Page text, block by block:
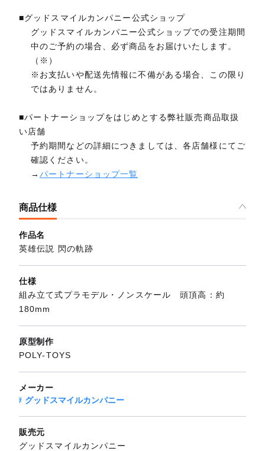
■グッドスマイルカンパニー公式ショップ
グッドスマイルカンパニー公式ショップでの受注期間
中のご予約の場合、必ず商品をお届けいたします。
（※）
※お支払いや配送先情報に不備がある場合、この限り
ではありません。
■パートナーショップをはじめとする弊社販売商品取扱
い店舗
予約期間などの詳細につきましては、各店舗様にてご
確認ください。
→パートナーショップ一覧
商品仕様
作品名
英雄伝説 閃の軌跡
仕様
組み立て式プラモデル・ノンスケール 頭頂高：約
180mm
原型制作
POLY-TOYS
メーカー
グッドスマイルカンパニー
販売元
グッドスマイルカンパニー